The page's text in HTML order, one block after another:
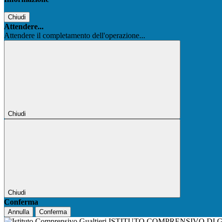
Chiudi
Attendere...
Attendere il completamento dell'operazione...
Chiudi
Chiudi
Conferma
Annulla Conferma